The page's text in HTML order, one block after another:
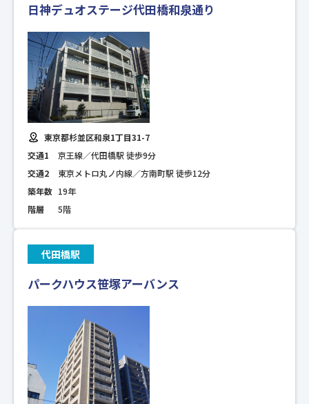
日神デュオステージ代田橋和泉通り
東京都杉並区和泉1丁目31-7
交通1
京王線／代田橋駅 徒歩9分
交通2
東京メトロ丸ノ内線／方南町駅 徒歩12分
築年数 19年
階層
5階
代田橋駅
パークハウス笹塚アーバンス